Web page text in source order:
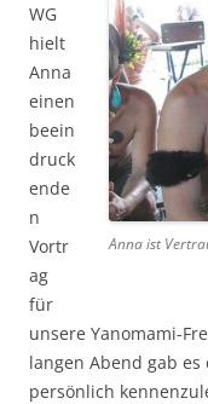
Anna ist
WG
hielt
Anna
einen
beein
druck
ende
n
Vortr
ag
für
unsere Yanomami-
langen Abend gab
persönlich